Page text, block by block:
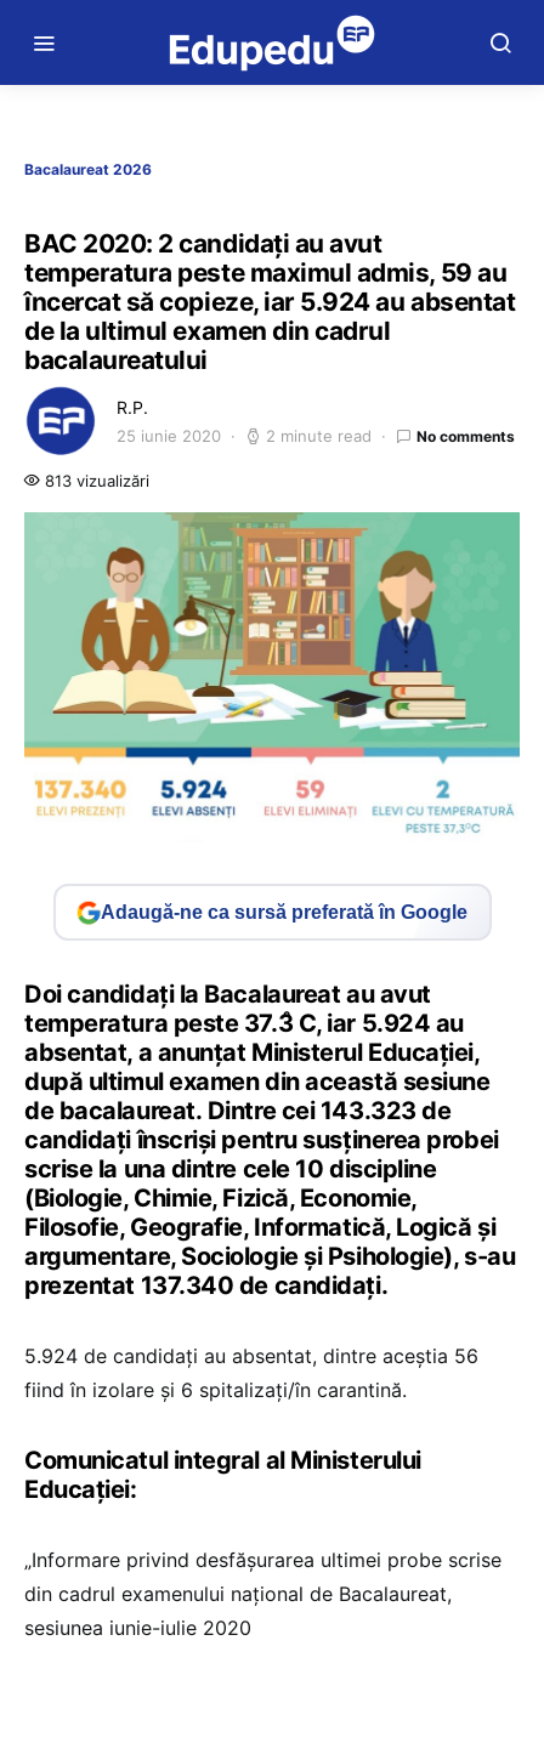
Bacalaureat 2026
BAC 2020: 2 candidați au avut
temperatura peste maximul admis, 59 au
încercat să copieze, iar 5.924 au absentat
de la ultimul examen din cadrul
bacalaureatului
R.P.
25 iunie 2020 2 minute read No comments
813 vizualizări
Adaugă-ne ca sursă preferată în Google
Doi candidați la Bacalaureat au avut
temperatura peste 37.3̊ C, iar 5.924 au
absentat, a anunțat Ministerul Educației,
după ultimul examen din această sesiune
de bacalaureat. Dintre cei 143.323 de
candidați înscriși pentru susținerea probei
scrise la una dintre cele 10 discipline
(Biologie, Chimie, Fizică, Economie,
Filosofie, Geografie, Informatică, Logică și
argumentare, Sociologie și Psihologie), s-au
prezentat 137.340 de candidați.
5.924 de candidați au absentat, dintre aceștia 56
fiind în izolare și 6 spitalizați/în carantină.
Comunicatul integral al Ministerului
Educației:
„Informare privind desfășurarea ultimei probe scrise
din cadrul examenului național de Bacalaureat,
sesiunea iunie-iulie 2020